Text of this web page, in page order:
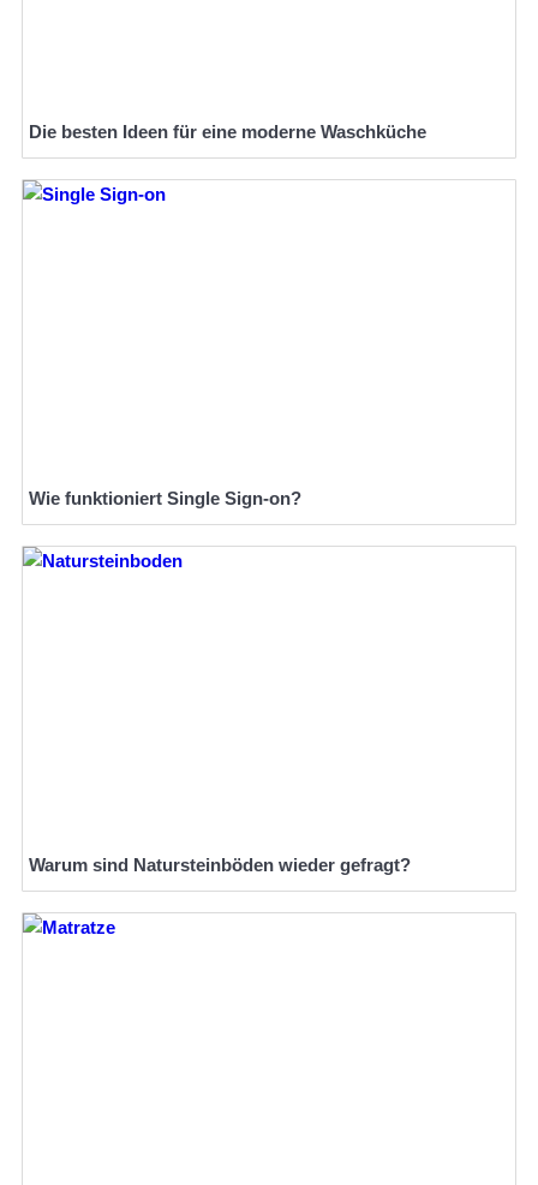
Die besten Ideen für eine moderne Waschküche
Wie funktioniert Single Sign-on?
Warum sind Natursteinböden wieder gefragt?